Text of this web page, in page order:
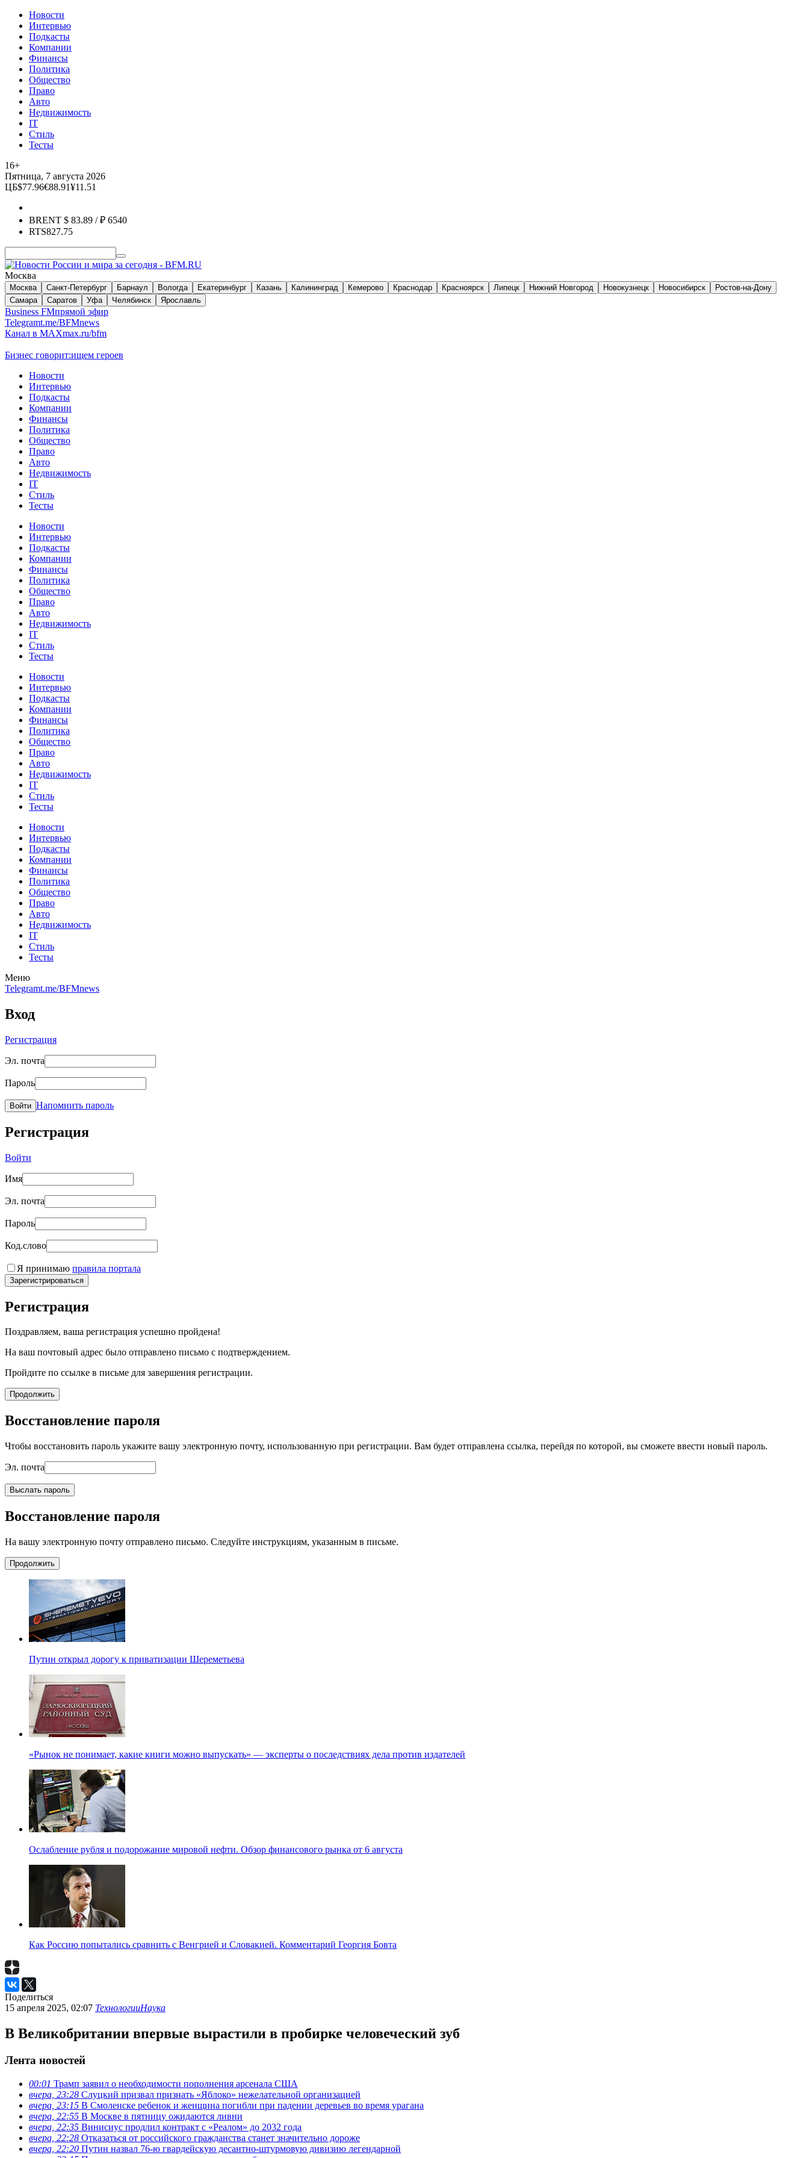
Новости
Интервью
Подкасты
Компании
Финансы
Политика
Общество
Право
Авто
Недвижимость
IT
Стиль
Тесты
16+
Пятница, 7 августа 2026
ЦБ$77.96€88.91¥11.51
BRENT $ 83.89 / ₽ 6540
RTS827.75
Москва
Москва Санкт-Петербург Барнаул Вологда Екатеринбург Казань Калининград Кемерово Краснодар Красноярск Липецк Нижний Новгород Новокузнецк Новосибирск
Ростов-на-Дону
Самара
Саратов Уфа Челябинск Ярославль
Business FMпрямой эфир
Telegramt.me/BFMnews
Канал в MAXmax.ru/bfm
Бизнес говорит:ищем героев
Новости
Интервью
Подкасты
Компании
Финансы
Политика
Общество
Право
Авто
Недвижимость
IT
Стиль
Тесты
Новости
Интервью
Подкасты
Компании
Финансы
Политика
Общество
Право
Авто
Недвижимость
IT
Стиль
Тесты
Новости
Интервью
Подкасты
Компании
Финансы
Политика
Общество
Право
Авто
Недвижимость
IT
Стиль
Тесты
Новости
Интервью
Подкасты
Компании
Финансы
Политика
Общество
Право
Авто
Недвижимость
IT
Стиль
Тесты
Меню
Telegramt.me/BFMnews
Вход
Регистрация
Эл. почта
Пароль
Войти Напомнить пароль
Регистрация
Войти
Имя
Эл. почта
Пароль
Код.слово
Я принимаю правила портала
Зарегистрироваться
Регистрация
Поздравляем, ваша регистрация успешно пройдена!
На ваш почтовый адрес было отправлено письмо с подтверждением.
Пройдите по ссылке в письме для завершения регистрации.
Продолжить
Восстановление пароля
Чтобы восстановить пароль укажите вашу электронную почту, использованную при регистрации. Вам будет отправлена ссылка, перейдя по которой, вы сможете ввести новый пароль.
Эл. почта
Выслать пароль
Восстановление пароля
На вашу электронную почту отправлено письмо. Следуйте инструкциям, указанным в письме.
Продолжить
Путин открыл дорогу к приватизации Шереметьева
«Рынок не понимает, какие книги можно выпускать» — эксперты о последствиях дела против издателей
Ослабление рубля и подорожание мировой нефти. Обзор финансового рынка от 6 августа
Как Россию попытались сравнить с Венгрией и Словакией. Комментарий Георгия Бовта
Поделиться
15 апреля 2025, 02:07 ТехнологииНаука
В Великобритании впервые вырастили в пробирке человеческий зуб
Лента новостей
00:01 Трамп заявил о необходимости пополнения арсенала США
вчера, 23:28 Слуцкий призвал признать «Яблоко» нежелательной организацией
вчера, 23:15 В Смоленске ребенок и женщина погибли при падении деревьев во время урагана
вчера, 22:55 В Москве в пятницу ожидаются ливни
вчера, 22:35 Винисиус продлил контракт с «Реалом» до 2032 года
вчера, 22:28 Отказаться от российского гражданства станет значительно дороже
вчера, 22:20 Путин назвал 76-ю гвардейскую десантно-штурмовую дивизию легендарной